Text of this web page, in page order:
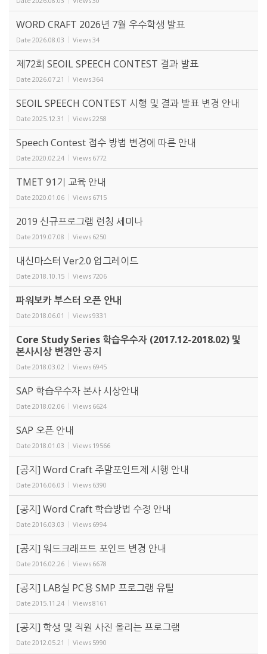
WORD CRAFT 2026년 7월 우수학생 발표
Date 2026.08.03 Views34
제72회 SEOIL SPEECH CONTEST 결과 발표
Date 2026.07.21 Views364
SEOIL SPEECH CONTEST 시행 및 결과 발표 변경 안내
Date 2025.12.31 Views2258
Speech Contest 접수 방법 변경에 따른 안내
Date 2020.02.24 Views 6772
TMET 91기 교육 안내
Date 2020.01.06 Views 6715
2019 신규프로그램 런칭 세미나
Date 2019.07.08 Views 6250
내신마스터 Ver2.0 업그레이드
Date 2018.10.15 Views 7206
파워보카 부스터 오픈 안내
Date 2018.06.01 Views9331
Core Study Series 학습우수자 (2017.12-2018.02) 및
본사시상 변경안 공지
Date 2018.03.02 Views 6945
SAP 학습우수자 본사 시상안내
Date 2018.02.06 Views 6624
SAP 오픈 안내
Date 2018.01.03 Views 19566
[공지] Word Craft 주말포인트제 시행 안내
Date 2016.06.03 Views 6390
[공지] Word Craft 학습방법 수정 안내
Date 2016.03.03 Views 6994
[공지] 워드크래프트 포인트 변경 안내
Date 2016.02.26 Views 6678
[공지] LAB실 PC용 SMP 프로그램 유틸
Date 2015.11.24 Views8161
[공지] 학생 및 직원 사진 올리는 프로그램
Date 2012.05.21 Views 5990